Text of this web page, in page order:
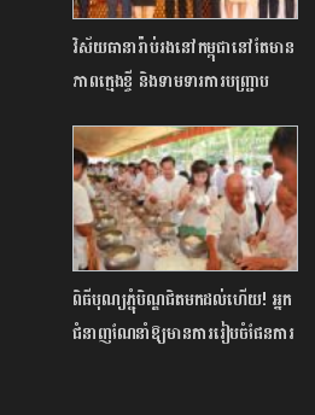
វិស័យធានារ៉ាប់រងនៅកម្ពុជានៅតែមាន
ភាពក្មេងខ្ចី និងទាមទារការបញ្ជ្រាប
ពិធីបុណ្យភ្ជុំបិណ្ឌជិតមកដល់ហើយ! អ្នក
ជំនាញណែនាំឱ្យមានការរៀបចំផែនការ